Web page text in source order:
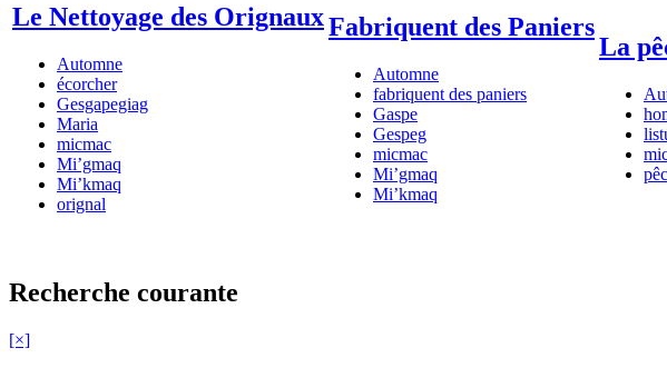
Le Nettoyage des Orignaux
Automne
écorcher
Gesgapegiag
Maria
micmac
Mi’gmaq
Mi’kmaq
orignal
Fabriquent des Paniers
Automne
fabriquent des paniers
Gaspe
Gespeg
micmac
Mi’gmaq
Mi’kmaq
La
Recherche courante
[×]